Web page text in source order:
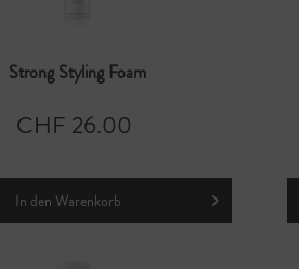
Strong Styling Foam
CHF 26.00
In den Warenkorb